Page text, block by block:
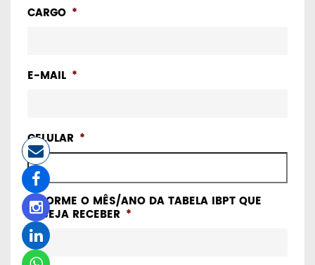
CARGO *
E-MAIL *
CELULAR *
INFORME O MÊS/ANO DA TABELA IBPT QUE
DESEJA RECEBER *